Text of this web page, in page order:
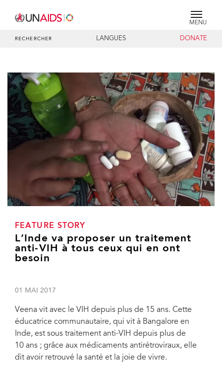
MENU
RECHERCHER LANGUES DONATE
FEATURE STORY
L’Inde va proposer un traitement
anti-VIH à tous ceux qui en ont
besoin
01 MAI 2017
Veena vit avec le VIH depuis plus de 15 ans. Cette
éducatrice communautaire, qui vit à Bangalore en
Inde, est sous traitement anti-VIH depuis plus de
10 ans ; grâce aux médicaments antirétroviraux, elle
dit avoir retrouvé la santé et la joie de vivre.